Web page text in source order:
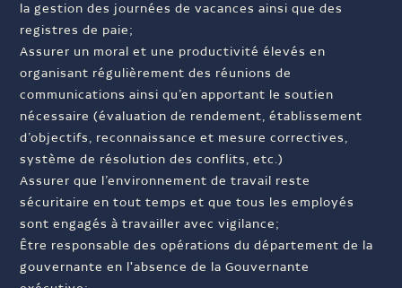
la gestion des journées de vacances ainsi que des
registres de paie;
Assurer un moral et une productivité élevés en
organisant régulièrement des réunions de
communications ainsi qu’en apportant le soutien
nécessaire (évaluation de rendement, établissement
d’objectifs, reconnaissance et mesure correctives,
système de résolution des conflits, etc.)
Assurer que l’environnement de travail reste
sécuritaire en tout temps et que tous les employés
sont engagés à travailler avec vigilance;
Être responsable des opérations du département de la
gouvernante en l'absence de la Gouvernante